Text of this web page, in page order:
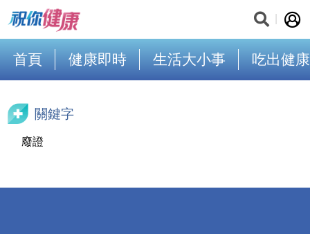
首頁 健康即時 生活大小事 吃出健康
關鍵字
廢證